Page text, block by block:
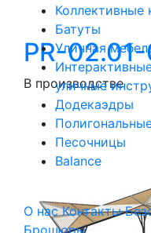
Коллективные
Батуты
Уличная
уличные
Додекаэдры
Песочницы
Balance
О нас Контакты
PR-
В производстве